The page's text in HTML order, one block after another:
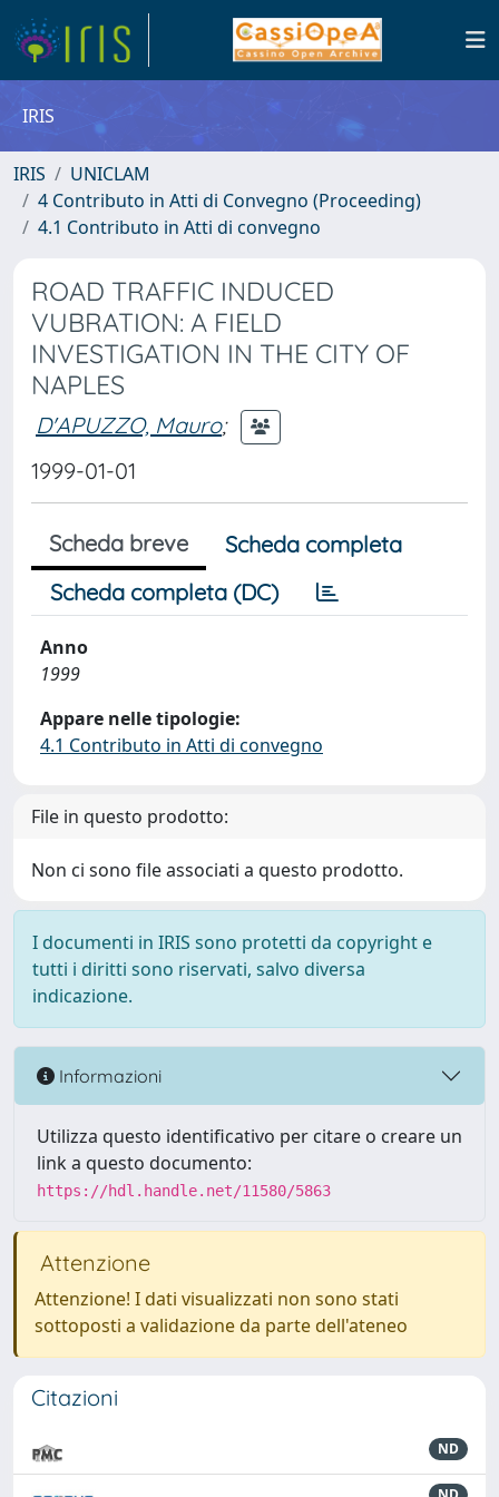
IRIS
IRIS
UNICLAM
4 Contributo in Atti di Convegno (Proceeding)
4.1 Contributo in Atti di convegno
ROAD TRAFFIC INDUCED
VUBRATION: A FIELD
INVESTIGATION IN THE CITY OF
NAPLES
D'APUZZO, Mauro;
1999-01-01
Scheda breve
Scheda completa
Scheda completa (DC)
Anno
1999
Appare nelle tipologie:
4.1 Contributo in Atti di convegno
File in questo prodotto:
Non ci sono file associati a questo prodotto.
I documenti in IRIS sono protetti da copyright e
tutti i diritti sono riservati, salvo diversa
indicazione.
Informazioni
Utilizza questo identificativo per citare o creare un
link a questo documento:
https://hdl.handle.net/11580/5863
Attenzione
Attenzione! I dati visualizzati non sono stati
sottoposti a validazione da parte dell'ateneo
Citazioni
ND